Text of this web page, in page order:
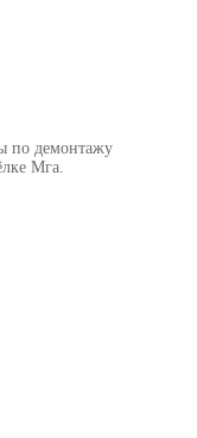
по демонтажу
Мга.